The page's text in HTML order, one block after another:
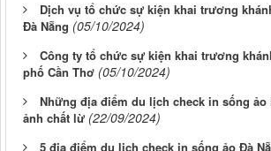
Dịch vụ tổ chức sự kiện khai trương
Đà Nẵng (05/10/2024)
Công ty tổ chức sự kiện khai trương
phố Cần Thơ (05/10/2024)
Những địa điểm du lịch check in sống ảo
ảnh chất lừ (22/09/2024)
5 địa điểm du lịch check in sống ảo Đà